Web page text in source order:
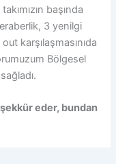
başında
3 yenilgi
karşılaşmasınıda
Bölgesel
eder, bundan